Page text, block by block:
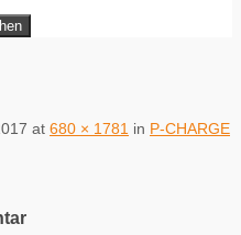
at 680 × 1781 in P-CHARGE